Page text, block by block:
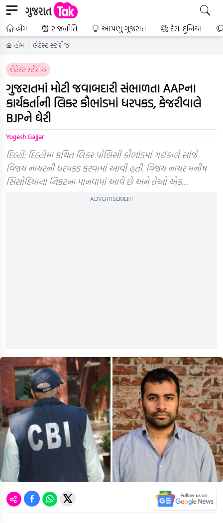
હોમ રાજનીતિ આપણું ગુજરાત દેશ-દુનિયા
હોમ લેટેસ્ટ સ્ટોરીઝ
લેટેસ્ટ સ્ટોરીઝ
ગુજરાતમાં મોટી જવાબદારી સંભાળતા AAPના
કાર્યકર્તાની લિકર કૌભાંડમાં ધરપકડ, કેજરીવાલે
BJPને ઘેરી
Yogesh Gajjar
દિલ્હી: દિલ્હીમાં કથિત લિકર પોલિસી કૌભાંડમાં ગઈકાલે સાંજે
વિજય નાયરની ધરપકડ કરવામાં આવી હતી. વિજય નાયર મનીષ
સિસોદિયાના નિકટના માનવામાં આવે છે અને તેઓ એક…
ADVERTISEMENT